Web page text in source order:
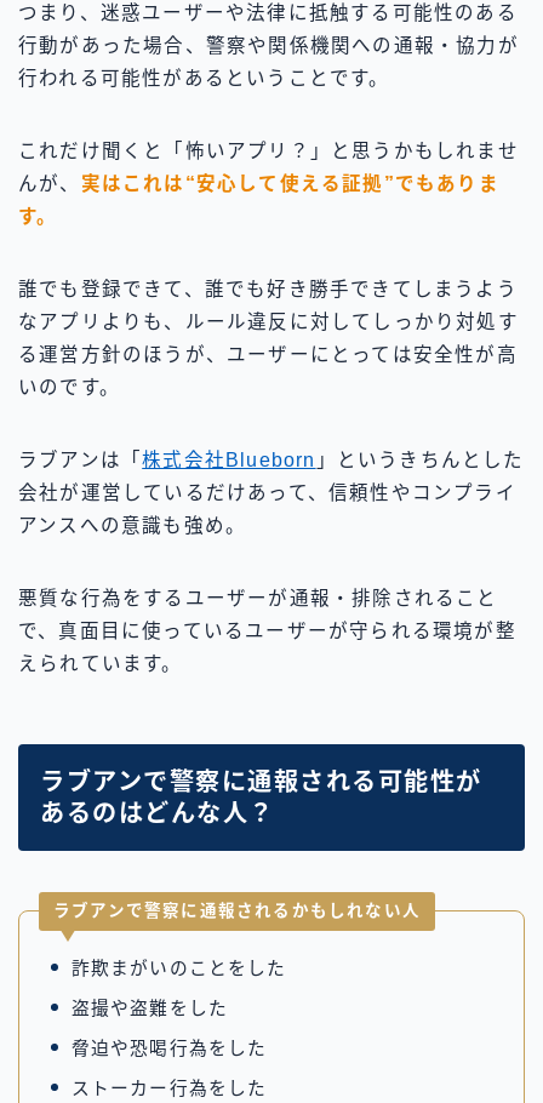
つまり、迷惑ユーザーや法律に抵触する可能性のある
行動があった場合、警察や関係機関への通報・協力が
行われる可能性があるということです。
これだけ聞くと「怖いアプリ？」と思うかもしれませ
んが、 実はこれは “安心して使える証拠”でもありま
す。
誰でも登録できて、誰でも好き勝手できてしまうよう
なアプリよりも、ルール違反に対してしっかり対処す
る運営方針のほうが、ユーザーにとっては安全性が高
いのです。
ラブアンは「株式会社Blueborn 」というきちんとした
会社が運営しているだけあって、信頼性やコンプライ
アンスへの意識も強め。
悪質な行為をするユーザーが通報・排除されること
で、真面目に使っているユーザーが守られる環境が整
えられています。
ラブアンで警察に通報される可能性が
あるのはどんな人？
ラブアンで警察に通報されるかもしれない人
詐欺まがいのことをした
盗撮や盗難をした
脅迫や恐喝行為をした
ストーカー行為をした